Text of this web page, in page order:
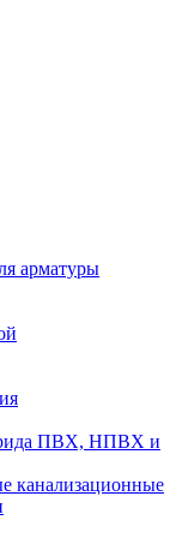
арматуры
ПВХ, НПВХ и
канализационные